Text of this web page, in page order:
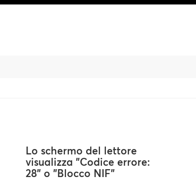
Lo schermo del lettore
visualizza "Codice errore:
28" o "Blocco NIF"